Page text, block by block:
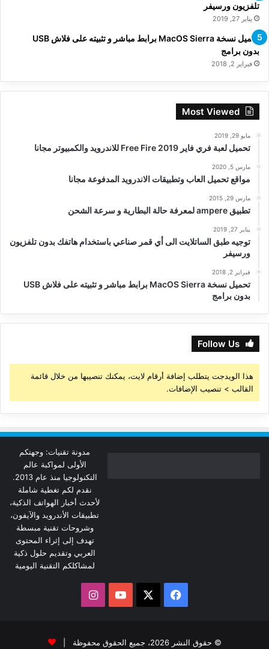
تلفزيون ورسيفر
يناير 27, 2019
تحميل نسخة MacOS Sierra برابط مباشر و تثبيته على فلاش USB
بدون برامج
فبراير 2, 2018
Most Viewed
مايو 29, 2019
تحميل لعبة فري فاير Free Fire 2019 للاندرويد والكمبيوتر مجانا
مارس 5, 2020
مواقع تحميل العاب وتطبيقات الاندرويد المدفوعة مجانا
مارس 29, 2015
تطبيق ampere لمعرفة حالة البطارية و سرعة الشحن
يناير 27, 2019
توجيه طبق الساتلايت الى أي قمر صناعي باستخدام هاتفك بدون تلفزيون
ورسيفر
فبراير 2, 2018
تحميل نسخة MacOS Sierra برابط مباشر و تثبيته على فلاش USB
بدون برامج
Follow Us
هذا الويدجت يتطلب إضافة أرقام لايت، يمكنك تنصيبها من خلال قائمة
القالب > تنصيب الإضافات.
مدونة تقنيات: وجهتكم
الأولى لمواكبة عالم
التكنولوجيا منذ عام 2013.
نقدم لكم تغطية شاملة
لأحدث أخبار الهواتف الذكية،
تطبيقات الأندرويد والآيفون،
وشروحات تقنية مبسطة
تهدف إلى إثراء المحتوى
العربي وتقديم حلول ذكية
لمشاكلكم التقنية اليومية
فيسبوك ‫YouTubeانستقرام
© حقوق النشر 2026، جميع الحقوق محفوظة |